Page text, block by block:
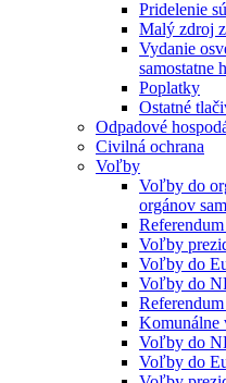
Pridelenie
Malý zdroj
Vydanie
samostatne
Poplatky
Ostatné
Odpadové
Civilná ochrana
Voľby
Voľby do
orgánov
Voľby
Voľby do
Voľby do
Komunálne
Voľby do
Voľby do